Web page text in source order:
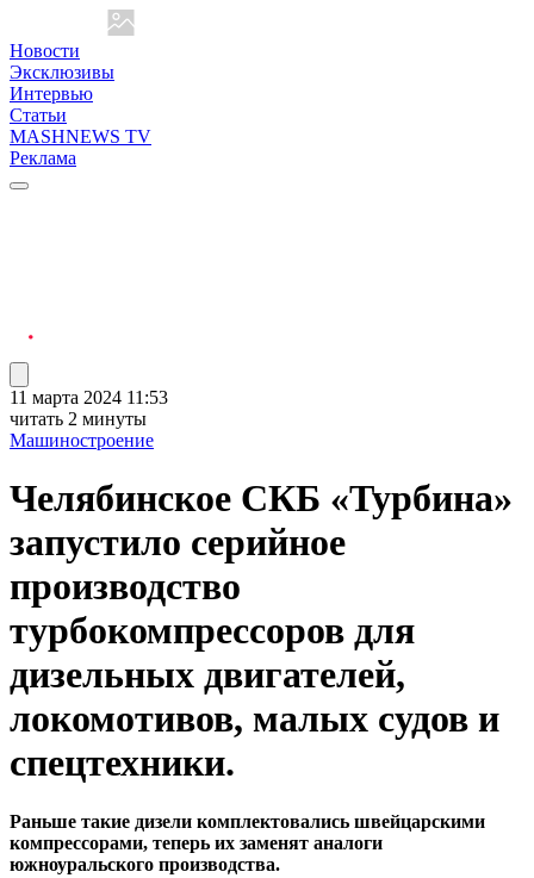
Новости
Эксклюзивы
Интервью
Статьи
MASHNEWS TV
Реклама
11 марта 2024 11:53
читать 2 минуты
Машиностроение
Челябинское СКБ «Турбина»
запустило серийное
производство
турбокомпрессоров для
дизельных двигателей,
локомотивов, малых судов и
спецтехники.
Раньше такие дизели комплектовались швейцарскими
компрессорами, теперь их заменят аналоги
южноуральского производства.